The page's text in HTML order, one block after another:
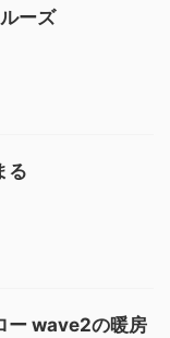
ーズ
る
ー wave2の暖房